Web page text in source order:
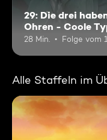
29: Die drei
Ohren - Coole
28 Min. Folge vom
Alle Staffeln im